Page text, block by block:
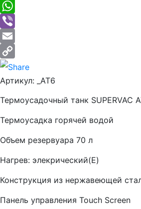
Telegram
WhatsApp
Viber
Email
Copy
Link
Артикул:
_AT6
Термоусадочный танк SUPERVAC
Термоусадка горячей водой
Объем резервуара 70 л
Нагрев: элекрический(Е)
Конструкция из нержавеющей
Панель управления Touch Screen